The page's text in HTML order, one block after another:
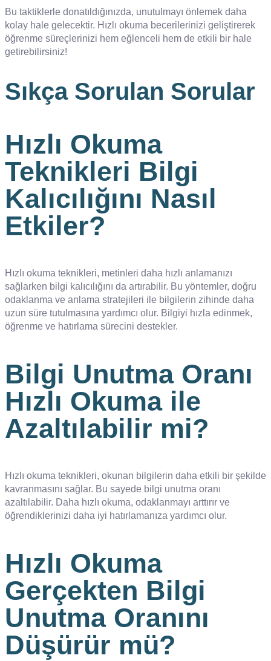
Bu taktiklerle donatıldığınızda, unutulmayı önlemek daha
kolay hale gelecektir. Hızlı okuma becerilerinizi geliştirerek
öğrenme süreçlerinizi hem eğlenceli hem de etkili bir hale
getirebilirsiniz!
Sıkça Sorulan Sorular
Hızlı Okuma
Teknikleri Bilgi
Kalıcılığını Nasıl
Etkiler?
Hızlı okuma teknikleri, metinleri daha hızlı anlamanızı
sağlarken bilgi kalıcılığını da artırabilir. Bu yöntemler, doğru
odaklanma ve anlama stratejileri ile bilgilerin zihinde daha
uzun süre tutulmasına yardımcı olur. Bilgiyi hızla edinmek,
öğrenme ve hatırlama sürecini destekler.
Bilgi Unutma Oranı
Hızlı Okuma ile
Azaltılabilir mi?
Hızlı okuma teknikleri, okunan bilgilerin daha etkili bir şekilde
kavranmasını sağlar. Bu sayede bilgi unutma oranı
azaltılabilir. Daha hızlı okuma, odaklanmayı arttırır ve
öğrendiklerinizi daha iyi hatırlamanıza yardımcı olur.
Hızlı Okuma
Gerçekten Bilgi
Unutma Oranını
Düşürür mü?